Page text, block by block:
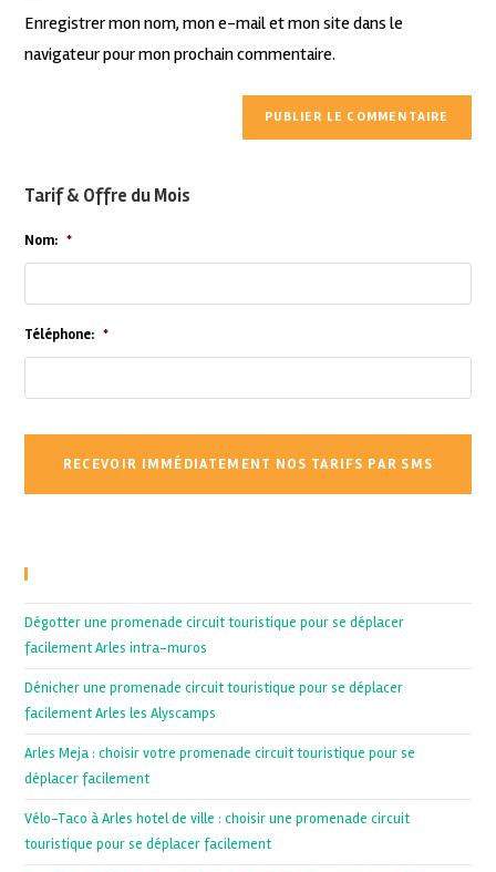
Enregistrer mon nom, mon e-mail et mon site dans le
navigateur pour mon prochain commentaire.
Tarif & Offre du Mois
Nom: *
Téléphone: *
Dégotter une promenade circuit touristique pour se déplacer
facilement Arles intra-muros
Dénicher une promenade circuit touristique pour se déplacer
facilement Arles les Alyscamps
Arles Meja : choisir votre promenade circuit touristique pour se
déplacer facilement
Vélo-Taco à Arles hotel de ville : choisir une promenade circuit
touristique pour se déplacer facilement